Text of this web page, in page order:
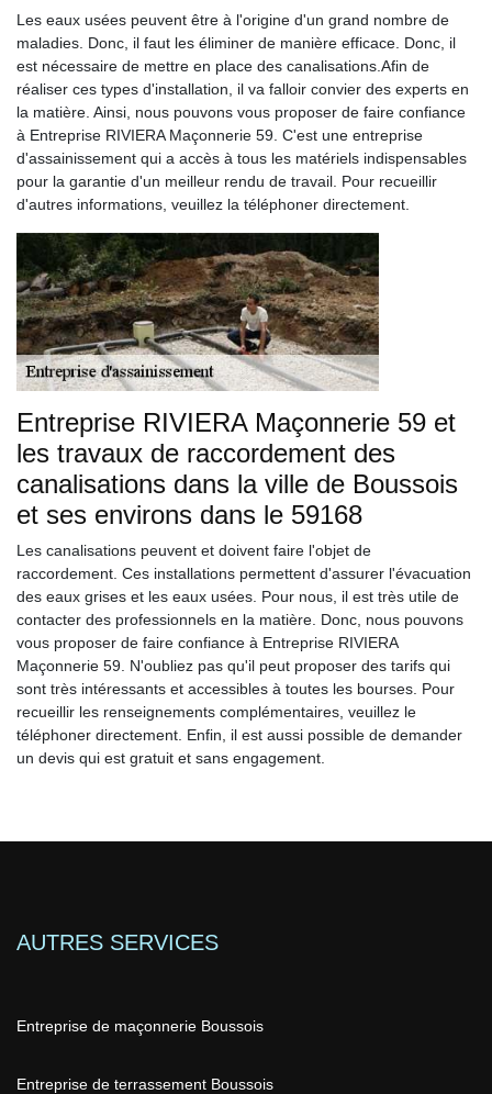
Les eaux usées peuvent être à l'origine d'un grand nombre de
maladies. Donc, il faut les éliminer de manière efficace. Donc, il
est nécessaire de mettre en place des canalisations.Afin de
réaliser ces types d'installation, il va falloir convier des experts en
la matière. Ainsi, nous pouvons vous proposer de faire confiance
à Entreprise RIVIERA Maçonnerie 59. C'est une entreprise
d'assainissement qui a accès à tous les matériels indispensables
pour la garantie d'un meilleur rendu de travail. Pour recueillir
d'autres informations, veuillez la téléphoner directement.
Entreprise RIVIERA Maçonnerie 59 et
les travaux de raccordement des
canalisations dans la ville de Boussois
et ses environs dans le 59168
Les canalisations peuvent et doivent faire l'objet de
raccordement. Ces installations permettent d'assurer l'évacuation
des eaux grises et les eaux usées. Pour nous, il est très utile de
contacter des professionnels en la matière. Donc, nous pouvons
vous proposer de faire confiance à Entreprise RIVIERA
Maçonnerie 59. N'oubliez pas qu'il peut proposer des tarifs qui
sont très intéressants et accessibles à toutes les bourses. Pour
recueillir les renseignements complémentaires, veuillez le
téléphoner directement. Enfin, il est aussi possible de demander
un devis qui est gratuit et sans engagement.
AUTRES SERVICES
Entreprise de maçonnerie Boussois
Entreprise de terrassement Boussois